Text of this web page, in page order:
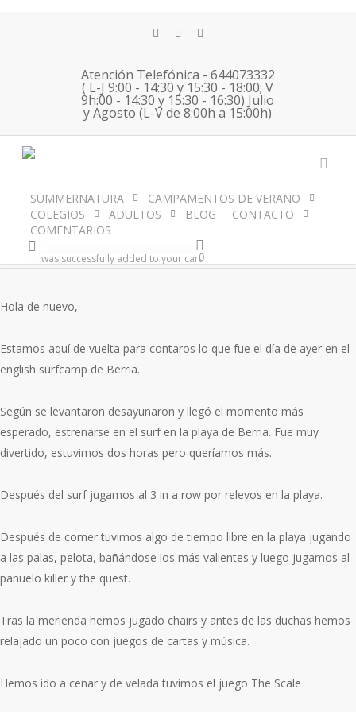
twitterfacebookinstagram
Atención Telefónica - 644073332
( L-J 9:00 - 14:30 y 15:30 - 18:00; V
9h:00 - 14:30 y 15:30 - 16:30) Julio
y Agosto (L-V de 8:00h a 15:00h)
SUMMERNATURA
CAMPAMENTOS DE VERANO
COLEGIOS
ADULTOS BLOG
CONTACTO
COMENTARIOS
0
was successfully added to your cart.
18 04 23 English
Immersion Berria
summernatura 19 abril, 2023 General
No Comments
Hola de nuevo,
Estamos aquí de vuelta para contaros lo que fue el día de ayer en el
english surfcamp de Berria.
Según se levantaron desayunaron y llegó el momento más
esperado, estrenarse en el surf en la playa de Berria. Fue muy
divertido, estuvimos dos horas pero queríamos más.
Después del surf jugamos al 3 in a row por relevos en la playa.
Después de comer tuvimos algo de tiempo libre en la playa jugando
a las palas, pelota, bañándose los más valientes y luego jugamos al
pañuelo killer y the quest.
Tras la merienda hemos jugado chairs y antes de las duchas hemos
relajado un poco con juegos de cartas y música.
Hemos ido a cenar y de velada tuvimos el juego The Scale